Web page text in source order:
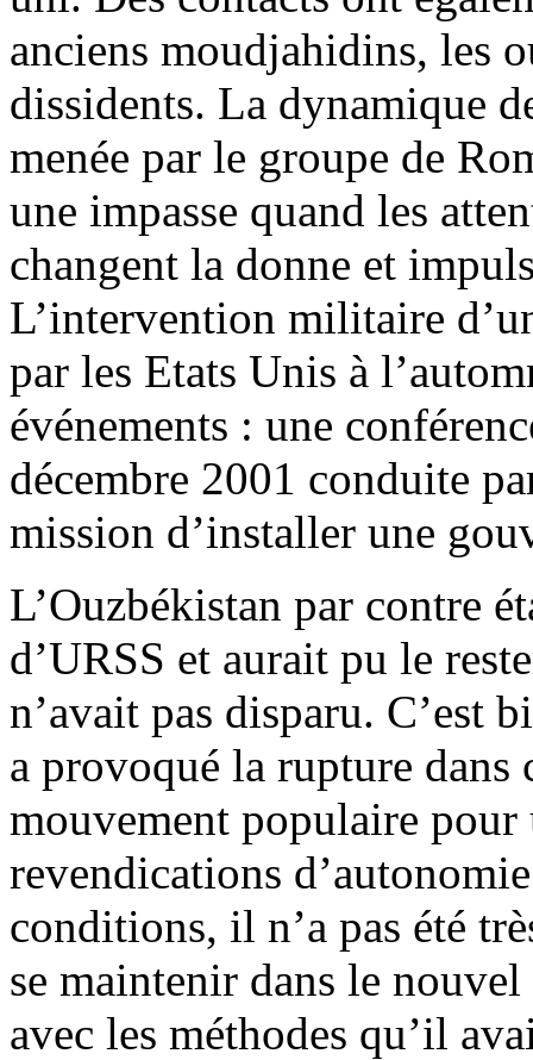
anciens moudjahidins, les
dissidents. La dynamique
menée par le groupe de
une impasse quand les
changent la donne et
L’intervention militaire
par les Etats Unis à
événements : une
décembre 2001 conduite
mission d’installer une
L’Ouzbékistan par contre
d’URSS et aurait pu le
n’avait pas disparu. C’est
a provoqué la rupture dans
mouvement populaire pour
revendications
conditions, il n’a pas été
se maintenir dans le
avec les méthodes qu’il